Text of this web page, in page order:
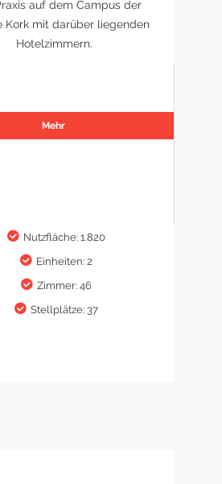
auf dem Campus der
Kork mit darüber liegenden
Hotelzimmern.
Mehr
Nutzfläche: 1.820
Einheiten: 2
Zimmer: 46
Stellplätze: 37